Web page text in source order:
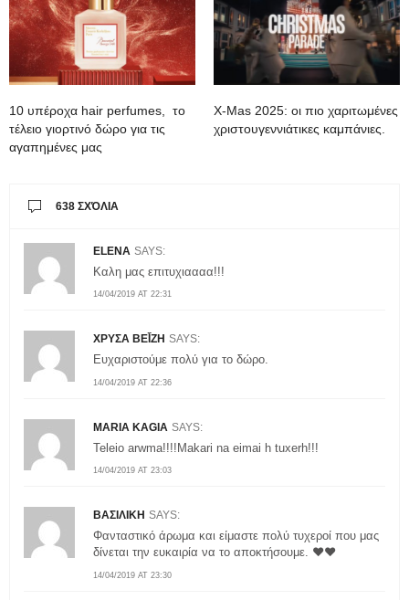
10 υπέροχα hair perfumes, το
τέλειο γιορτινό δώρο για τις
αγαπημένες μας
X-Mas 2025: oι πιο χαριτωμένες
χριστουγεννιάτικες καμπάνιες.
638 ΣΧΌΛΙΑ
ELENA SAYS:
14/04/2019 AT 22:31
Kαλη μας επιτυχιαααα!!!
ΧΡΥΣΑ ΒΕΪ́ΖΗ SAYS:
14/04/2019 AT 22:36
Ευχαριστούμε πολύ για το δώρο.
MARIA KAGIA SAYS:
14/04/2019 AT 23:03
Teleio arwma!!!!Makari na eimai h tuxerh!!!
ΒΑΣΙΛΙΚΗ SAYS:
14/04/2019 AT 23:30
Φανταστικό άρωμα και είμαστε πολύ τυχεροί που μας
δίνεται την ευκαιρία να το αποκτήσουμε. ❤️❤️